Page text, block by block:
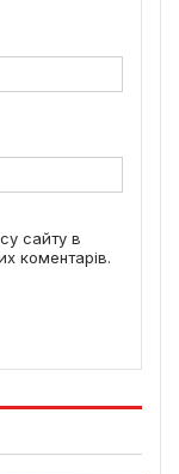
сайту в
коментарів.